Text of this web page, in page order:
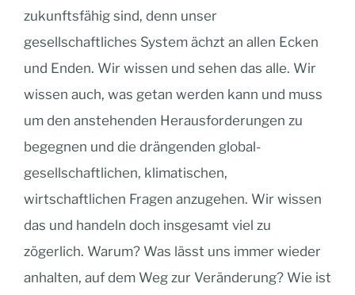
zukunftsfähig sind, denn unser
gesellschaftliches System ächzt an allen Ecken
und Enden. Wir wissen und sehen das alle. Wir
wissen auch, was getan werden kann und muss
um den anstehenden Herausforderungen zu
begegnen und die drängenden global-
gesellschaftlichen, klimatischen,
wirtschaftlichen Fragen anzugehen. Wir wissen
das und handeln doch insgesamt viel zu
zögerlich. Warum? Was lässt uns immer wieder
anhalten, auf dem Weg zur Veränderung? Wie ist